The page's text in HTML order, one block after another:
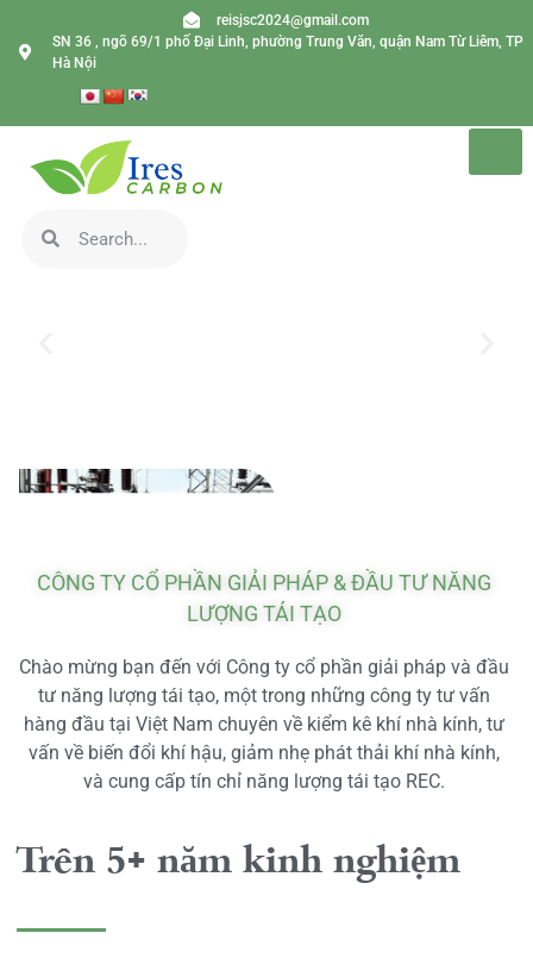
reisjsc2024@gmail.com
SN 36 , ngõ 69/1 phố Đại Linh, phường Trung Văn, quận Nam Từ Liêm, TP
Hà Nội
CÔNG TY CỔ PHẦN GIẢI PHÁP & ĐẦU TƯ NĂNG
LƯỢNG TÁI TẠO
Chào mừng bạn đến với Công ty cổ phần giải pháp và đầu
tư năng lượng tái tạo, một trong những công ty tư vấn
hàng đầu tại Việt Nam chuyên về kiểm kê khí nhà kính, tư
vấn về biến đổi khí hậu, giảm nhẹ phát thải khí nhà kính,
và cung cấp tín chỉ năng lượng tái tạo REC.
Trên 5+ năm kinh nghiệm